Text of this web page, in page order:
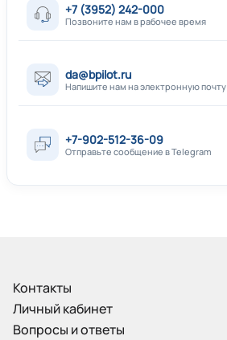
+7 (3952) 242-000
Позвоните нам в рабочее время
da@bpilot.ru
Напишите нам на электронную почту
+7-902-512-36-09
Отправьте сообщение в Telegram
Контакты
Личный кабинет
Вопросы и ответы